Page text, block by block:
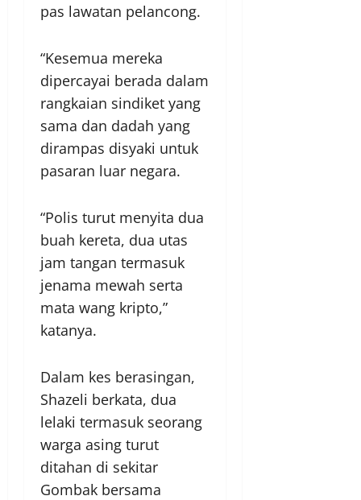
pas lawatan pelancong.
“Kesemua mereka
dipercayai berada dalam
rangkaian sindiket yang
sama dan dadah yang
dirampas disyaki untuk
pasaran luar negara.
“Polis turut menyita dua
buah kereta, dua utas
jam tangan termasuk
jenama mewah serta
mata wang kripto,”
katanya.
Dalam kes berasingan,
Shazeli berkata, dua
lelaki termasuk seorang
warga asing turut
ditahan di sekitar
Gombak bersama